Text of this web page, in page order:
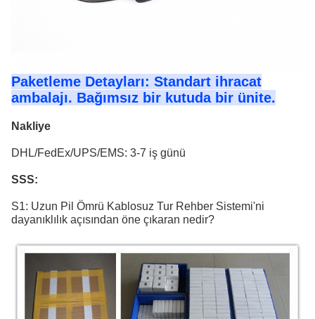
Paketleme Detayları: Standart ihracat
ambalajı. Bağımsız bir kutuda bir ünite.
Nakliye
DHL/FedEx/UPS/EMS: 3-7 iş günü
SSS:
S1: Uzun Pil Ömrü Kablosuz Tur Rehber Sistemi'ni
dayanıklılık açısından öne çıkaran nedir?